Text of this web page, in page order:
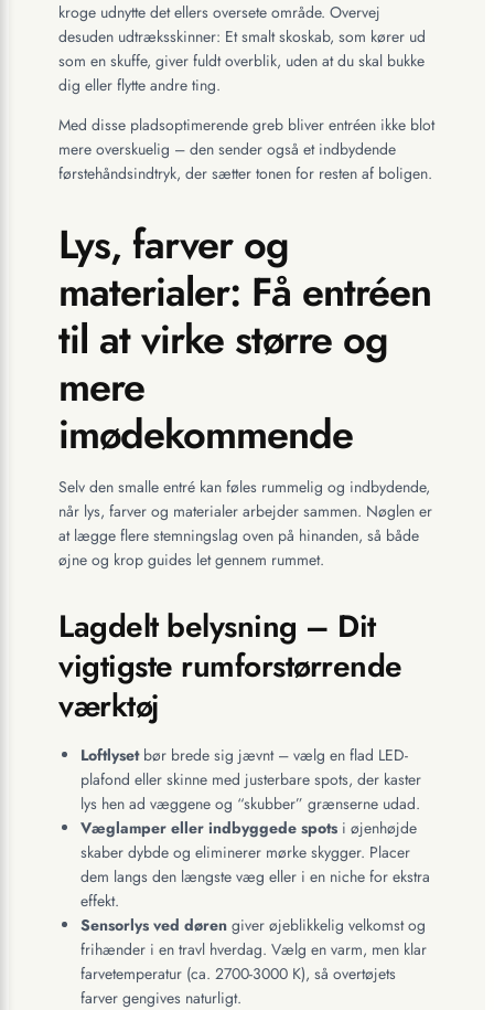
kroge udnytte det ellers oversete område. Overvej
desuden udtræksskinner: Et smalt skoskab, som kører ud
som en skuffe, giver fuldt overblik, uden at du skal bukke
dig eller flytte andre ting.
Med disse pladsoptimerende greb bliver entréen ikke blot
mere overskuelig – den sender også et indbydende
førstehåndsindtryk, der sætter tonen for resten af boligen.
Lys, farver og
materialer: Få entréen
til at virke større og
mere
imødekommende
Selv den smalle entré kan føles rummelig og indbydende,
når lys, farver og materialer arbejder sammen. Nøglen er
at lægge flere stemningslag oven på hinanden, så både
øjne og krop guides let gennem rummet.
Lagdelt belysning – Dit
vigtigste rumforstørrende
værktøj
Loftlysetbør brede sig jævnt – vælg en flad LED-
plafond eller skinne med justerbare spots, der kaster
lys hen ad væggene og “skubber” grænserne udad.
Væglamper eller indbyggede spots i øjenhøjde
skaber dybde og eliminerer mørke skygger. Placer
dem langs den længste væg eller i en niche for ekstra
effekt.
Sensorlys ved døren giver øjeblikkelig velkomst og
frihænder i en travl hverdag. Vælg en varm, men klar
farvetemperatur (ca. 2700-3000 K), så overtøjets
farver gengives naturligt.